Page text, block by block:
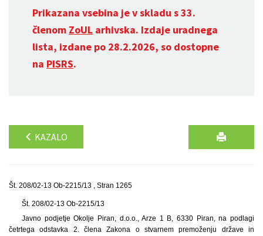
Prikazana vsebina je v skladu s 33.
členom ZoUL arhivska. Izdaje uradnega
lista, izdane po 28.2.2026, so dostopne
na PISRS.
KAZALO
Št. 208/02-13 Ob-2215/13 , Stran 1265
Št. 208/02-13 Ob-2215/13
Javno podjetje Okolje Piran, d.o.o., Arze 1 B, 6330 Piran, na podlagi
četrtega odstavka 2. člena Zakona o stvarnem premoženju države in